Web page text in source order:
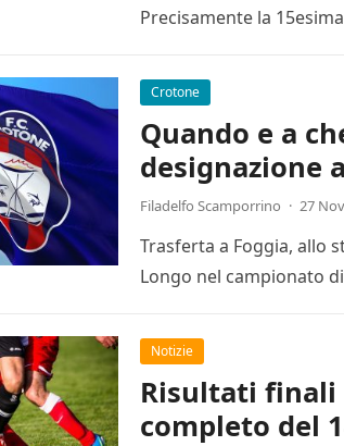
Precisamente la
Crotone
Quando e a
designazione
Filadelfo Scamporrino · 27
Trasferta a Foggia, allo
Longo nel campionato
Notizie
Risultati finali
completo del